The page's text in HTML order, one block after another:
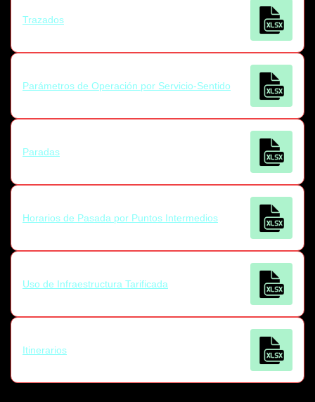
Trazados
Parámetros de Operación por Servicio-Sentido
Paradas
Horarios de Pasada por Puntos Intermedios
Uso de Infraestructura Tarificada
Itinerarios